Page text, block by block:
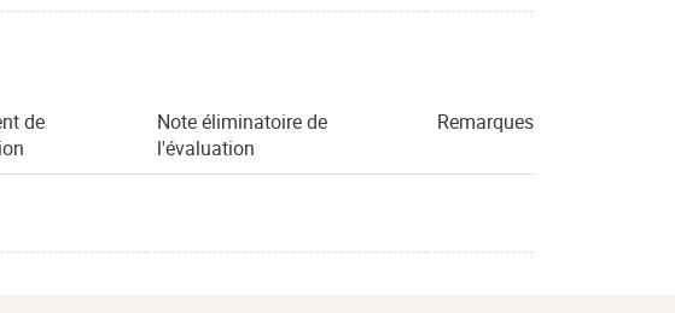
de
Note éliminatoire de
l'évaluation
Remarques